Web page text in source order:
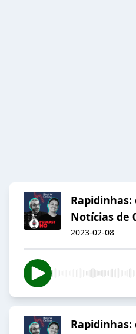
Notícias de
2023-02-08